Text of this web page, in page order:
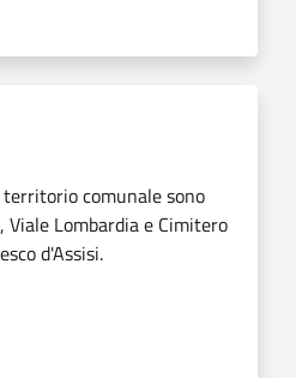
comunale sono
Viale Lombardia e Cimitero
d'Assisi.